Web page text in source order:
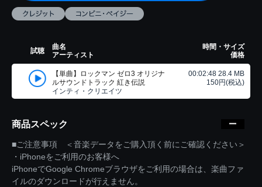
試聴
曲名
アーティスト
時間・サイズ
価格
【単曲】ロックマン ゼロ3 オリジナ
ルサウンドトラック 紅き伝説
インティ・クリエイツ
00:02:48 28.4 MB
150円(税込)
商品スペック
■ご注意事項 ＜音楽データをご購入頂く前にご確認ください＞
・iPhoneをご利用のお客様へ
iPhoneでGoogle Chromeブラウザをご利用の場合は、楽曲ファ
イルのダウンロードが行えません。